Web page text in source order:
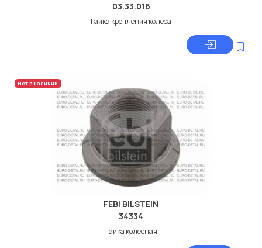
03.33.016
Гайка крепления колеса
Нет в наличии
FEBI BILSTEIN
34334
Гайка колесная